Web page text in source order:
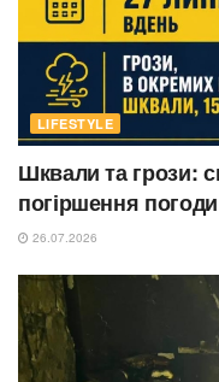
LIFESTYLE
Шквали та грози:
погіршення
26.07.2026